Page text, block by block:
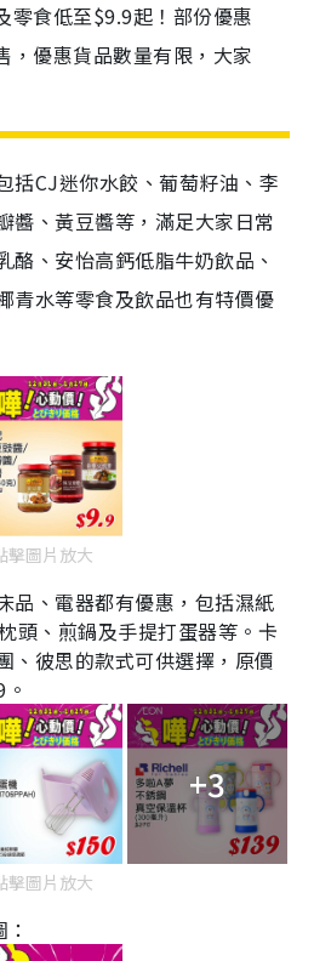
零食低至$9.9起！部份優惠
，優惠貨品數量有限，大家
括CJ迷你水餃、葡萄籽油、李
醬、黃豆醬等，滿足大家日常
酪、安怡高鈣低脂牛奶飲品、
青水等零食及飲品也有特價優
擊圖片放大
品、電器都有優惠，包括濕紙
頭、煎鍋及手提打蛋器等。卡
、彼思的款式可供選擇，原價
+3
擊圖片放大